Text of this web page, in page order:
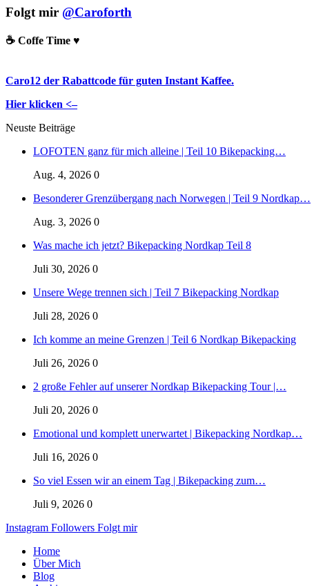
Folgt mir @Caroforth
☕️ Coffe Time ♥️
Caro12 der Rabattcode für guten Instant Kaffee.
Hier klicken <–
Neuste Beiträge
LOFOTEN ganz für mich alleine | Teil 10 Bikepacking…
Aug. 4, 2026 0
Besonderer Grenzübergang nach Norwegen | Teil 9 Nordkap…
Aug. 3, 2026 0
Was mache ich jetzt? Bikepacking Nordkap Teil 8
Juli 30, 2026 0
Unsere Wege trennen sich | Teil 7 Bikepacking Nordkap
Juli 28, 2026 0
Ich komme an meine Grenzen | Teil 6 Nordkap Bikepacking
Juli 26, 2026 0
2 große Fehler auf unserer Nordkap Bikepacking Tour |…
Juli 20, 2026 0
Emotional und komplett unerwartet | Bikepacking Nordkap…
Juli 16, 2026 0
So viel Essen wir an einem Tag | Bikepacking zum…
Juli 9, 2026 0
Instagram Followers Folgt mir
Home
Über Mich
Blog